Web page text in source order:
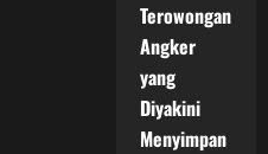
Terowongan
Angker
yang
Diyakini
Menyimpan